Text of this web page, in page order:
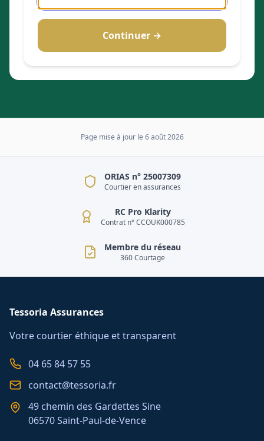
Continuer →
Page mise à jour le 6 août 2026
ORIAS n° 25007309
Courtier en assurances
RC Pro Klarity
Contrat n° CCOUK000785
Membre du réseau
360 Courtage
Tessoria Assurances
Votre courtier éthique et transparent
04 65 84 57 55
contact@tessoria.fr
49 chemin des Gardettes Sine
06570 Saint-Paul-de-Vence